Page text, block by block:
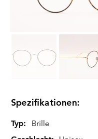
Spezifikationen:
Typ:
Brille